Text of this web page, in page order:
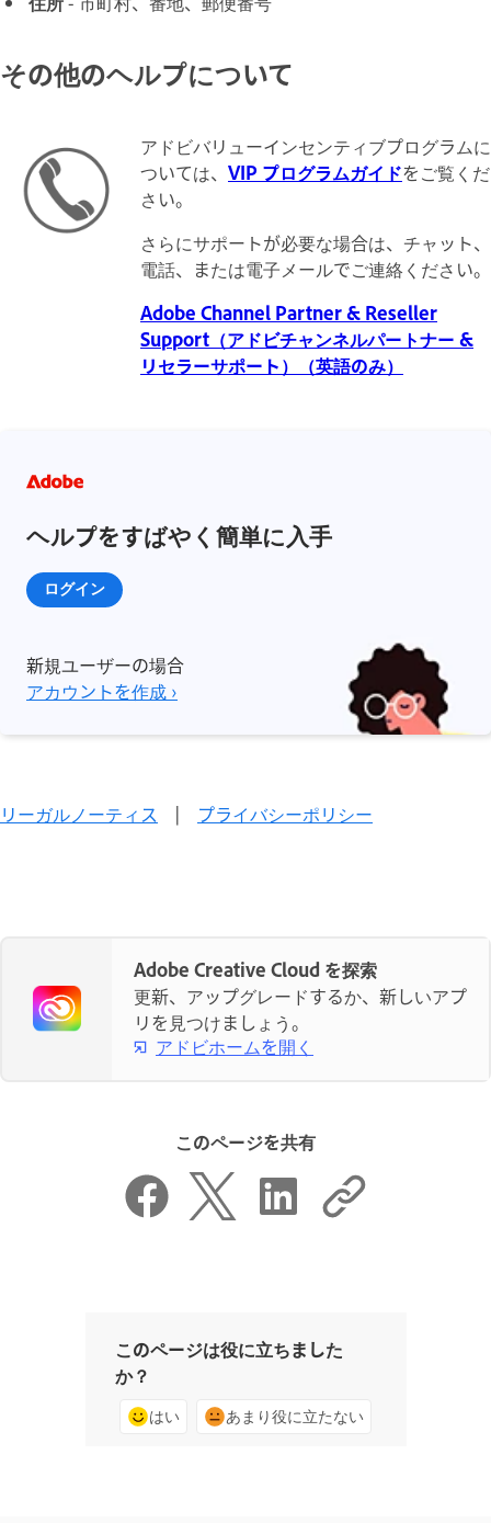
その他のヘルプについて
アドビバリューインセンティブプログラムに
ついては、 VIP プログラムガイドをご覧くだ
さい。
さらにサポートが必要な場合は、チャット、
電話、または電子メールでご連絡ください。
Adobe Channel Partner & Reseller
Support（アドビチャンネルパートナー &
リセラーサポート）（英語のみ）
ヘルプをすばやく簡単に入手
ログイン
新規ユーザーの場合
アカウントを作成 ›
リーガルノーティス | プライバシーポリシー
Adobe Creative Cloud を探索
更新、アップグレードするか、新しいアプ
リを見つけましょう。
アドビホームを開く
このページを共有
このページは役に立ちました
か？
はい あまり役に立たない